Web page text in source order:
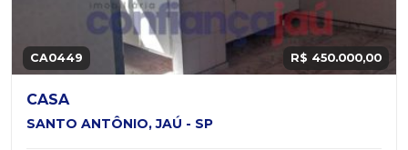
CA0449 R$ 450.000,00
CASA
SANTO ANTÔNIO, JAÚ - SP